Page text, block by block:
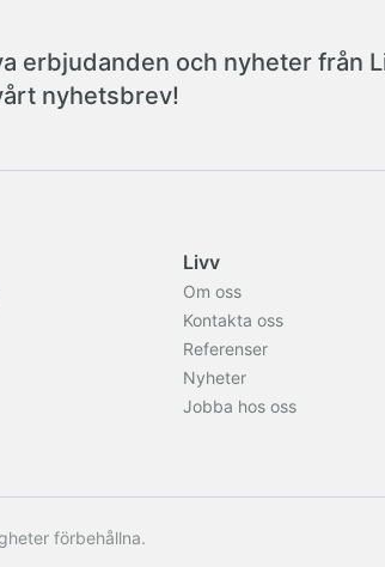
erbjudanden och nyheter från
nyhetsbrev!
Livv
Om oss
Kontakta oss
Referenser
Nyheter
Jobba hos oss
förbehållna.